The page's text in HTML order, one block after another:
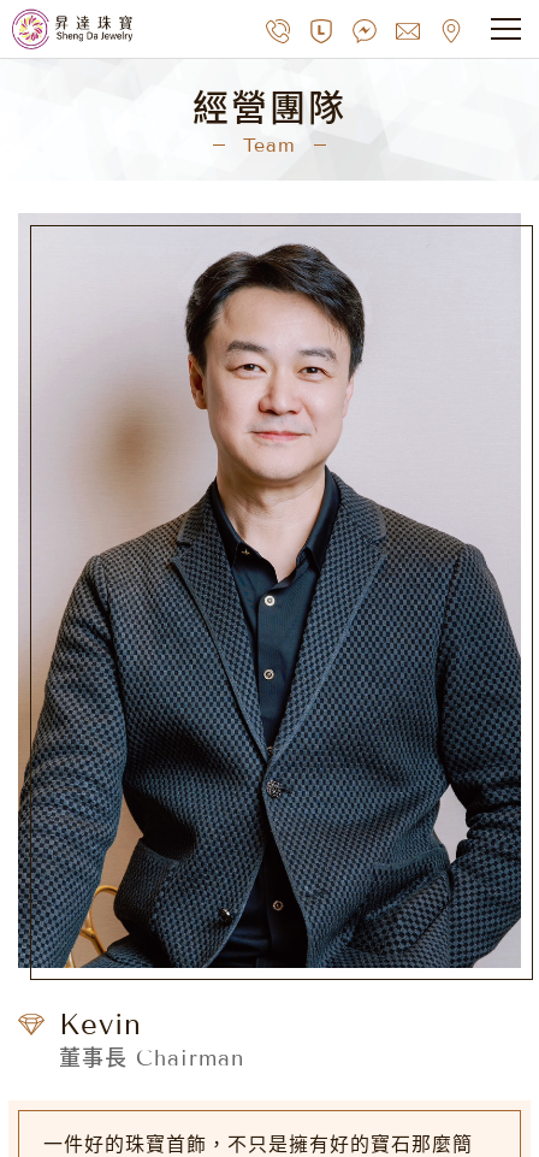
經營團隊
Team
Kevin
董事長 Chairman
一件好的珠寶首飾，不只是擁有好的寶石那麼簡